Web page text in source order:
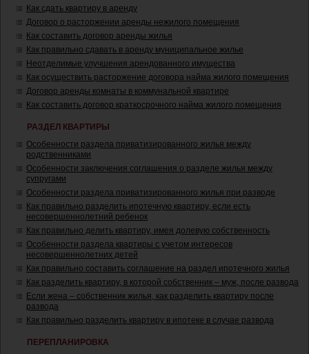
Как сдать квартиру в аренду
Договор о расторжении аренды нежилого помещения
Как составить договор аренды жилья
Как правильно сдавать в аренду муниципальное жилье
Неотделимые улучшения арендованного имущества
Как осуществить расторжение договора найма жилого помещения
Договор аренды комнаты в коммунальной квартире
Как составить договор краткосрочного найма жилого помещения
РАЗДЕЛ КВАРТИРЫ
Особенности раздела приватизированного жилья между
родственниками
Особенности заключения соглашения о разделе жилья между
супругами
Особенности раздела приватизированного жилья при разводе
Как правильно разделить ипотечную квартиру, если есть
несовершеннолетний ребенок
Как правильно делить квартиру, имея долевую собственность
Особенности раздела квартиры с учетом интересов
несовершеннолетних детей
Как правильно составить соглашение на раздел ипотечного жилья
Как разделить квартиру, в которой собственник – муж, после развода
Если жена – собственник жилья, как разделить квартиру после
развода
Как правильно разделить квартиру в ипотеке в случае развода
ПЕРЕПЛАНИРОВКА